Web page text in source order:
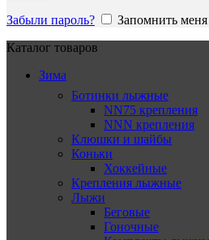
Забыли пароль?
Запомнить меня
Каталог товаров
Зима
Ботинки лыжные
NN75 крепления
NNN крепления
Клюшки и шайбы
Коньки
Хоккейные
Крепления лыжные
Лыжи
Беговые
Гоночные